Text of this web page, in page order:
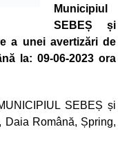
Municipiul
SEBEȘ și
a unei avertizări de
la: 09-06-2023 ora
SEBEȘ și
Daia Română, Șpring,